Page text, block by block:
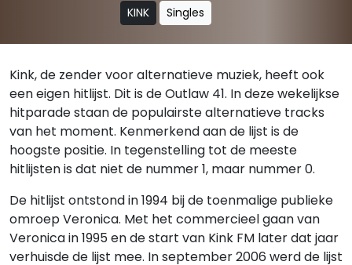
KINK Singles
Kink, de zender voor alternatieve muziek, heeft ook
een eigen hitlijst. Dit is de Outlaw 41. In deze wekelijkse
hitparade staan de populairste alternatieve tracks
van het moment. Kenmerkend aan de lijst is de
hoogste positie. In tegenstelling tot de meeste
hitlijsten is dat niet de nummer 1, maar nummer 0.
De hitlijst ontstond in 1994 bij de toenmalige publieke
omroep Veronica. Met het commercieel gaan van
Veronica in 1995 en de start van Kink FM later dat jaar
verhuisde de lijst mee. In september 2006 werd de lijst